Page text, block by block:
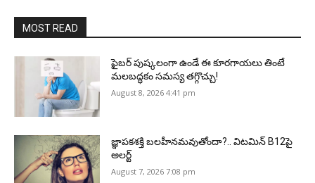
MOST READ
ఫైబర్‌ పుష్కలంగా ఉండే ఈ కూరగాయలు తింటే
మలబద్ధకం సమస్య తగ్గొచ్చు!
August 8, 2026 4:41 pm
జ్ఞాపకశక్తి బలహీనమవుతోందా?.. విటమిన్ B12పై
అలర్ట్
August 7, 2026 7:08 pm